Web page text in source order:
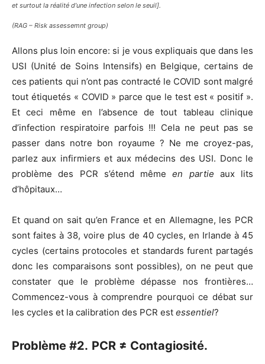
et surtout la réalité d’une infection selon le seuil].
(RAG – Risk assessemnt group)
Allons plus loin encore: si je vous expliquais que dans les
USI (Unité de Soins Intensifs) en Belgique, certains de
ces patients qui n’ont pas contracté le COVID sont malgré
tout étiquetés « COVID » parce que le test est « positif ».
Et ceci même en l’absence de tout tableau clinique
d’infection respiratoire parfois !!! Cela ne peut pas se
passer dans notre bon royaume ? Ne me croyez-pas,
parlez aux infirmiers et aux médecins des USI. Donc le
problème des PCR s’étend mêmeen partie aux lits
d’hôpitaux…
Et quand on sait qu’en France et en Allemagne, les PCR
sont faites à 38, voire plus de 40 cycles, en Irlande à 45
cycles (certains protocoles et standards furent partagés
donc les comparaisons sont possibles), on ne peut que
constater que le problème dépasse nos frontières…
Commencez-vous à comprendre pourquoi ce débat sur
les cycles et la calibration des PCR est essentiel?
Problème #2. PCR ≠ Contagiosité.